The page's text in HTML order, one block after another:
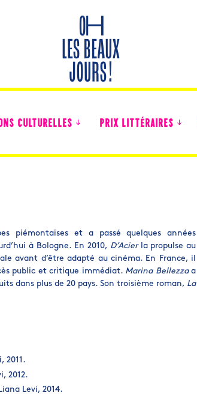
CULTURELLES PRIX LITTÉRAIRES
piémontaises et a passé quelques années
à Bologne. En 2010, D’Acierla propulse au
avant d’être adapté au cinéma. En France, il
public et critique immédiat. Marina Bellezzaa
dans plus de 20 pays. Son troisième roman, La
2011.
2012.
Levi, 2014.